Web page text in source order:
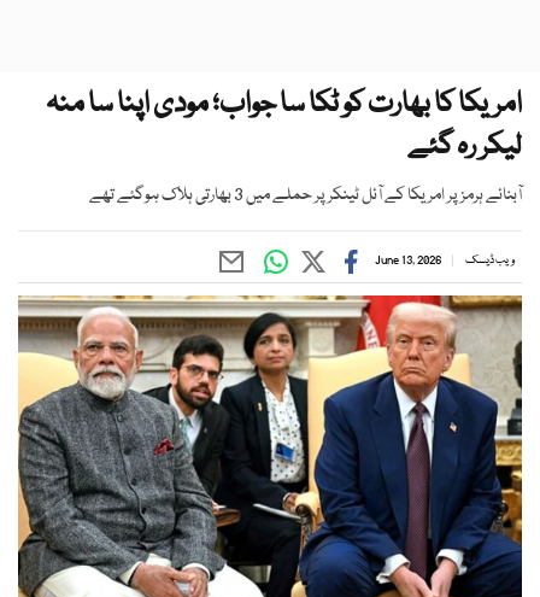
امریکا کا بھارت کو ٹکا سا جواب؛ مودی اپنا سا منہ
لیکر رہ گئے
آبنائے ہرمز پر امریکا کے آئل ٹینکر پر حملے میں 3 بھارتی ہلاک ہوگئے تھے
ویب ڈیسک June 13, 2026